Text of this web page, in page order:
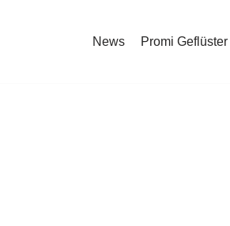
News Promi Geflüster